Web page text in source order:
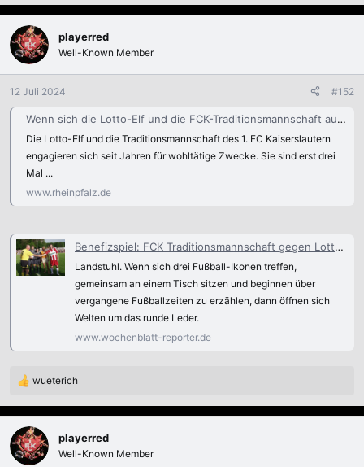
a
k
t
i
o
n
playerred
Well-Known Member
12 Juli 2024 #152
Wenn sich die Lotto-Elf und die FCK-Traditionsmannschaft auf WM-Rasen treffen - Fußball
Die Lotto-Elf und die Traditionsmannschaft des 1. FC Kaiserslautern
engagieren sich seit Jahren für wohltätige Zwecke. Sie sind erst drei
Mal ...
www.rheinpfalz.de
Benefizspiel: FCK Traditionsmannschaft gegen Lotto-Elf
Landstuhl. Wenn sich drei Fußball-Ikonen treffen,
gemeinsam an einem Tisch sitzen und beginnen über
vergangene Fußballzeiten zu erzählen, dann öffnen sich
Welten um das runde Leder.
www.wochenblatt-reporter.de
R
a
k
t
i
wueterich
playerred
Well-Known Member